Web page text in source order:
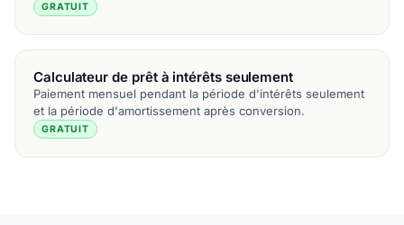
GRATUIT
Calculateur de prêt à intérêts seulement
Paiement mensuel pendant la période d'intérêts seulement
et la période d'amortissement après conversion.
GRATUIT